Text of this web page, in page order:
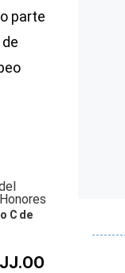
parte
C de